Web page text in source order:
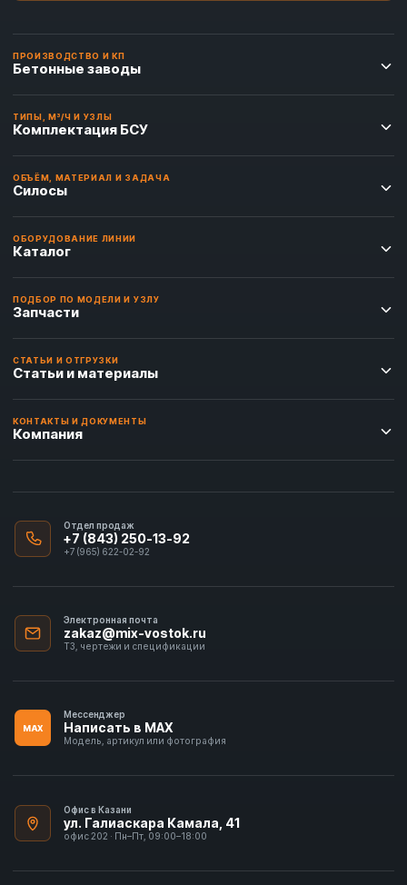
ПРОИЗВОДСТВО И КП
Бетонные заводы
ТИПЫ, М³/Ч И УЗЛЫ
Комплектация БСУ
ОБЪЁМ, МАТЕРИАЛ И ЗАДАЧА
Силосы
ОБОРУДОВАНИЕ ЛИНИИ
Каталог
ПОДБОР ПО МОДЕЛИ И УЗЛУ
Запчасти
СТАТЬИ И ОТГРУЗКИ
Статьи и материалы
КОНТАКТЫ И ДОКУМЕНТЫ
Компания
Отдел продаж
+7 (843) 250-13-92
+7 (965) 622-02-92
Электронная почта
zakaz@mix-vostok.ru
ТЗ, чертежи и спецификации
MAX
Мессенджер
Написать в MAX
Модель, артикул или фотография
Офис в Казани
ул. Галиаскара Камала, 41
офис 202 · Пн–Пт, 09:00–18:00